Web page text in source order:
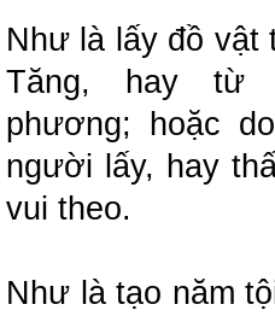
Như là lấy đồ
Tăng, hay từ
phương; hoặc
người lấy, hay
vui theo.
Như là tạo năm